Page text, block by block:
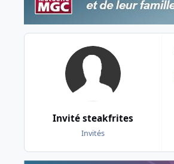
Invité steakfrites
Invités